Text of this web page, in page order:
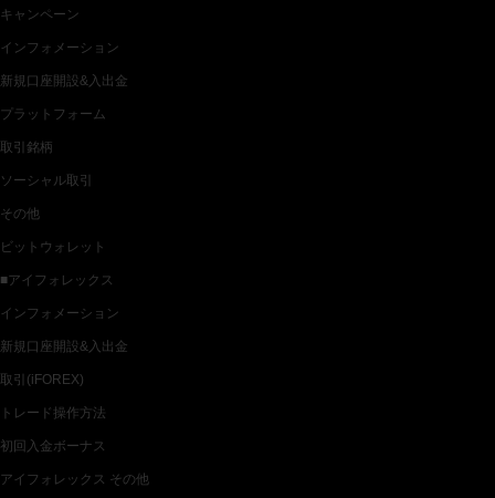
キャンペーン
インフォメーション
新規口座開設&入出金
プラットフォーム
取引銘柄
ソーシャル取引
その他
ビットウォレット
■アイフォレックス
インフォメーション
新規口座開設&入出金
取引(iFOREX)
トレード操作方法
初回入金ボーナス
アイフォレックス その他